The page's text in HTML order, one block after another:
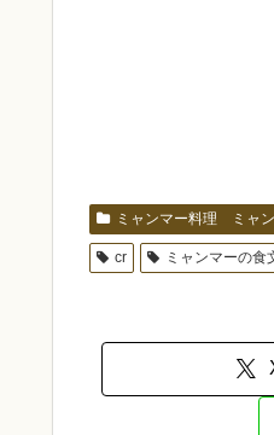
ミャンマー料理 ミャ
cr ミャンマーの食